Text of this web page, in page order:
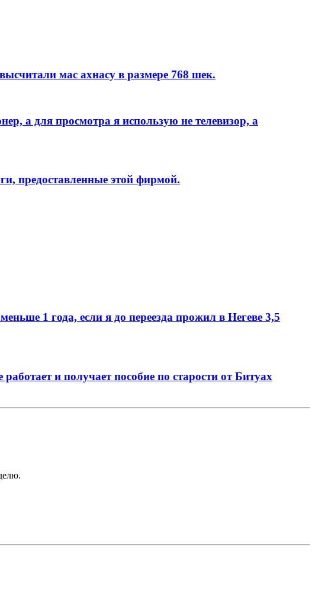
мас ахнасу в размере 768 шек.
просмотра я использую не телевизор, а
предоставленные этой фирмой.
1 года, если я до переезда прожил в Негеве 3,5
и получает пособие по старости от Битуах